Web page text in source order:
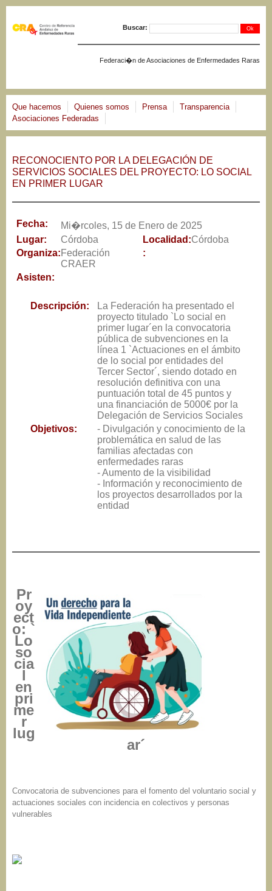
Buscar:
Federaci�n de Asociaciones de Enfermedades Raras
Que hacemos Quienes somos Prensa
Transparencia
Asociaciones Federadas
RECONOCIENTO POR LA DELEGACIÓN DE
SERVICIOS SOCIALES DEL PROYECTO: LO SOCIAL
EN PRIMER LUGAR
Fecha:
Mi�rcoles, 15 de Enero de 2025
Lugar:
Córdoba Localidad:Córdoba
Organiza:Federación
CRAER
:
Asisten:
Descripción:
La Federación ha presentado el
proyecto titulado `Lo social en
primer lugar´en la convocatoria
pública de subvenciones en la
línea 1 `Actuaciones en el ámbito
de lo social por entidades del
Tercer Sector´, siendo dotado en
resolución definitiva con una
puntuación total de 45 puntos y
una financiación de 5000€ por la
Delegación de Servicios Sociales
Objetivos:
- Divulgación y conocimiento de la
problemática en salud de las
familias afectadas con
enfermedades raras
- Aumento de la visibilidad
- Información y reconocimiento de
los proyectos desarrollados por la
entidad
Pr
oy
ect
o: `
Lo
so
cia
l
en
pri
me
r
lug
ar´
Convocatoria de subvenciones para el fomento del voluntario social y
actuaciones sociales con incidencia en colectivos y personas
vulnerables